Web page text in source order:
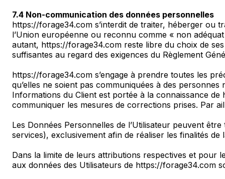
7.4 Non-communication des données personnelles
https://forage34.com s’interdit de traiter, héberger ou
l’Union européenne ou reconnu comme « non
autant, https://forage34.com reste libre du choix de
suffisantes au regard des exigences du Règlement
https://forage34.com s’engage à prendre toutes les
qu’elles ne soient pas communiquées à des
Informations du Client est portée à la connaissance
communiquer les mesures de corrections prises. Par
Les Données Personnelles de l’Utilisateur peuvent
services), exclusivement afin de réaliser les finalités de
Dans la limite de leurs attributions respectives et pour
aux données des Utilisateurs de https://forage34.com